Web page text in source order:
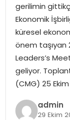
YAŞAM
MAGAZIN
SAĞLIK
SOSYAL HABER
gerilimin
Ekonomik
küresel
önem taşıyan
Leaders’s
geliyor.
(CMG) 25
admin
29 Ekim